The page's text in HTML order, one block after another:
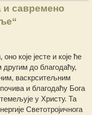
савремено
које јесте и које ће
до благодаћу,
васкрситељним
и благодаћу Бога
у Христу. Та
Светотројичнога